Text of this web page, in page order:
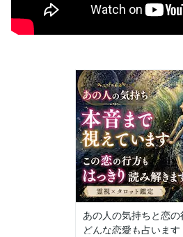
あの人の気持ちと恋の
どんな恋愛も占います